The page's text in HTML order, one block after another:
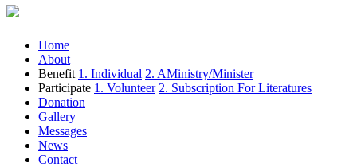
Home
About
Benefit 1. Individual 2. AMinistry/Minister
Participate 1. Volunteer 2. Subscription For Literatures
Donation
Gallery
Messages
News
Contact